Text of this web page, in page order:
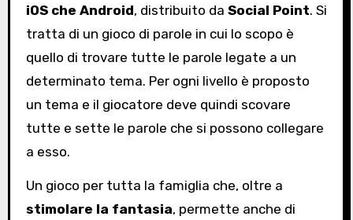
iOS che Android, distribuito da Social Point. Si
tratta di un gioco di parole in cui lo scopo è
quello di trovare tutte le parole legate a un
determinato tema. Per ogni livello è proposto
un tema e il giocatore deve quindi scovare
tutte e sette le parole che si possono collegare
a esso.
Un gioco per tutta la famiglia che, oltre a
stimolare la fantasia, permette anche di